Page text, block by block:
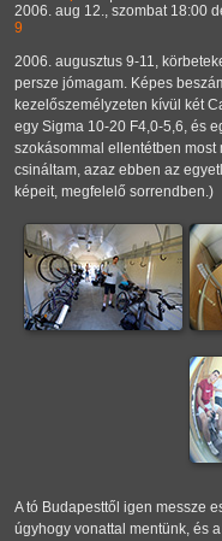
2006. aug 12., szombat 18:00
9
2006. augusztus 9-11,
persze jómagam. Képes
kezelőszemélyzeten kívül két
egy Sigma 10-20 F4,0-5,6, és
szokásommal ellentétben
csináltam, azaz ebben az
képeit, megfelelő sorrendben.)
A tó Budapesttől igen messze
úgyhogy vonattal mentünk, és